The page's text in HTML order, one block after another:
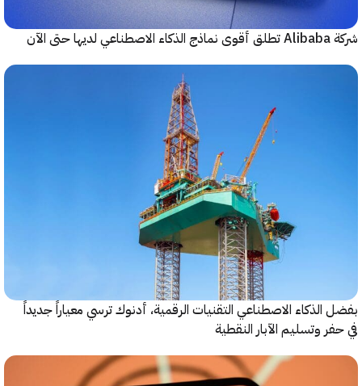
الاصطناعي التقنيات الرقمية، أدنوك ترسي معياراً جديداً
وتسليم الآبار النقطية